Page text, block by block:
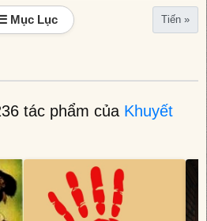
Mục Lục Tiến »
tác phẩm của Khuyết